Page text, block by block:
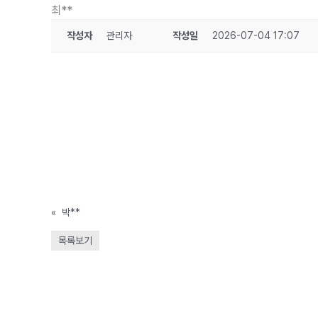
최**
작성자 관리자 작성일 2026-07-04 17:07
« 박**
목록보기